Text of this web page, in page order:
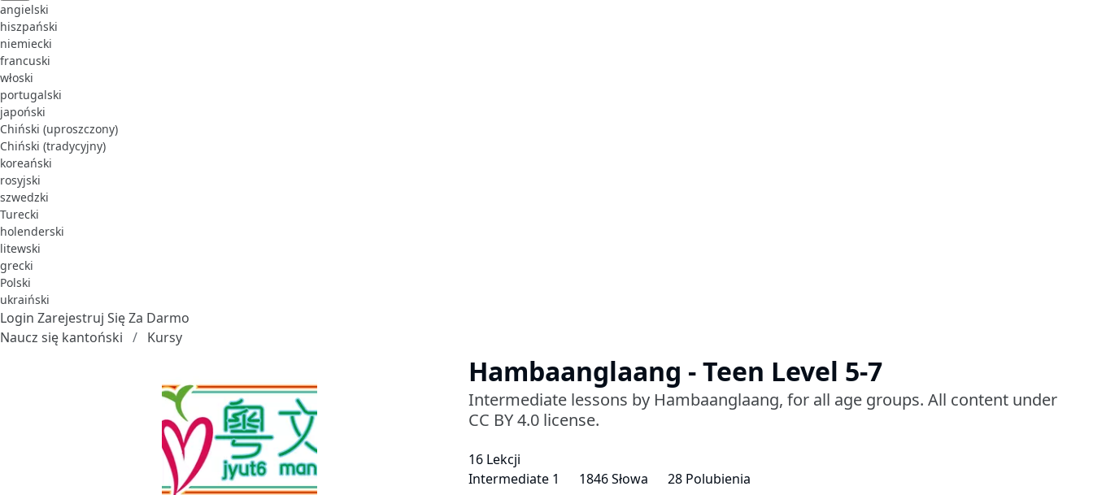
angielski
hiszpański
niemiecki
francuski
włoski
portugalski
japoński
Chiński (uproszczony)
Chiński (tradycyjny)
koreański
rosyjski
szwedzki
Turecki
holenderski
litewski
grecki
Polski
ukraiński
Login Zarejestruj Się Za Darmo
Naucz się kantoński
Kursy
Hambaanglaang - Teen Level 5-7
Intermediate lessons by Hambaanglaang, for all age groups. All content under
CC BY 4.0 license.
16 Lekcji
Intermediate 1
1846 Słowa 28 Polubienia